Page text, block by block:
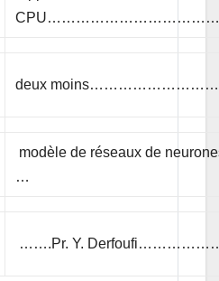
deux
modèle de réseaux de
…
…….Pr. Y.